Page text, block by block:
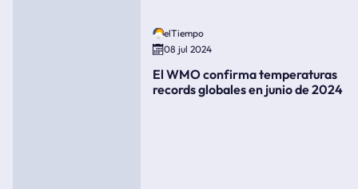
elTiempo
08 jul 2024
El WMO confirma temperaturas
records globales en junio de 2024